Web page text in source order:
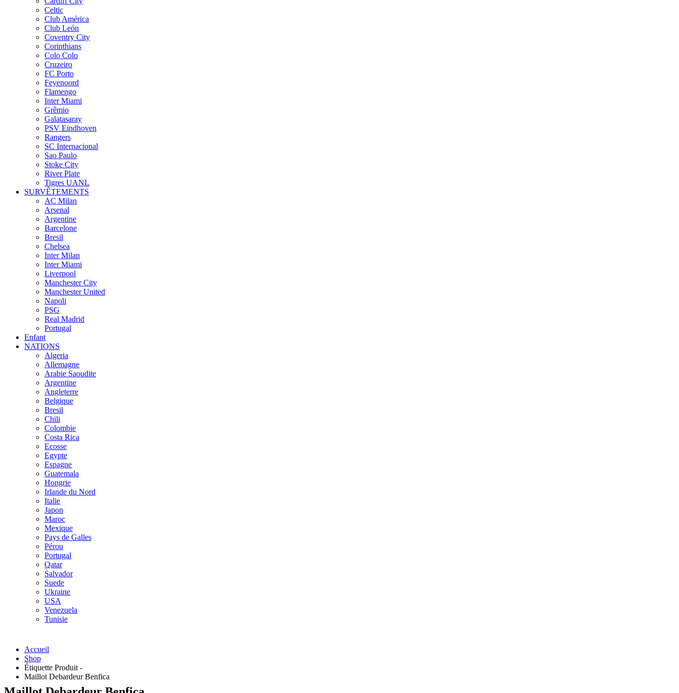
Celtic
Club América
Club León
Coventry City
Corinthians
Colo Colo
Cruzeiro
FC Porto
Feyenoord
Flamengo
Inter Miami
Grêmio
Galatasaray
PSV Eindhoven
Rangers
SC Internacional
Sao Paulo
Stoke City
River Plate
Tigres UANL
SURVÊTEMENTS
AC Milan
Arsenal
Argentine
Barcelone
Bresil
Chelsea
Inter Milan
Inter Miami
Liverpool
Manchester City
Manchester United
Napoli
PSG
Real Madrid
Portugal
Enfant
NATIONS
Algeria
Allemagne
Arabie Saoudite
Argentine
Angleterre
Belgique
Bresil
Chili
Colombie
Costa Rica
Ecosse
Egypte
Espagne
Guatemala
Hongrie
Irlande du Nord
Italie
Japon
Maroc
Mexique
Pays de Galles
Pérou
Portugal
Qatar
Salvador
Suede
Ukraine
USA
Venezuela
Tunisie
Accueil
Shop
Étiquette Produit -
Maillot Debardeur Benfica